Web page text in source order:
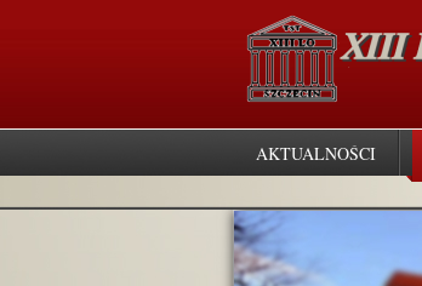
AKTUALNOŚCI